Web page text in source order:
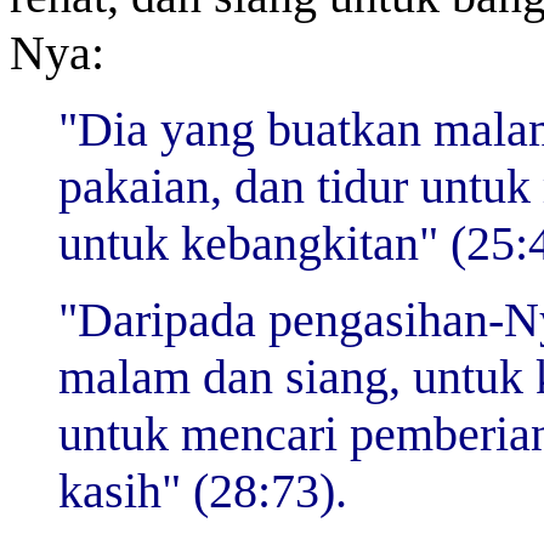
Nya:
"Dia yang buatkan
pakaian, dan tidur
untuk kebangkitan"
"Daripada pengasihan-
malam dan siang, untuk
untuk mencari
kasih" (28:73).